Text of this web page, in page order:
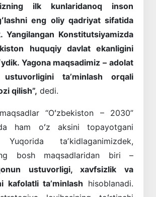
ilk kunlaridanoq inson
eng oliy qadriyat sifatida
Yangilangan Konstitutsiyamizda
huquqiy davlat ekanligini
Yagona maqsadimiz – adolat
taʼminlash orqali
qilish”, dedi.
“Oʻzbekiston – 2030”
ham oʻz aksini topayotgani
Yuqorida taʼkidlaganimizdek,
bosh maqsadlaridan biri –
ustuvorligi, xavfsizlik va
kafolatli taʼminlash hisoblanadi.